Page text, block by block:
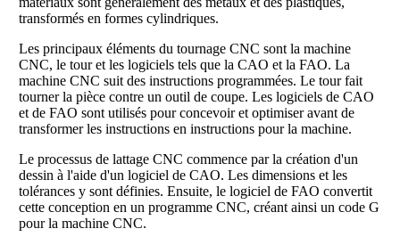
transformés en formes cylindriques.
Les principaux éléments du tournage CNC sont la machine
CNC, le tour et les logiciels tels que la CAO et la FAO. La
machine CNC suit des instructions programmées. Le tour fait
tourner la pièce contre un outil de coupe. Les logiciels de CAO
et de FAO sont utilisés pour concevoir et optimiser avant de
transformer les instructions en instructions pour la machine.
Le processus de lattage CNC commence par la création d'un
dessin à l'aide d'un logiciel de CAO. Les dimensions et les
tolérances y sont définies. Ensuite, le logiciel de FAO convertit
cette conception en un programme CNC, créant ainsi un code G
pour la machine CNC.